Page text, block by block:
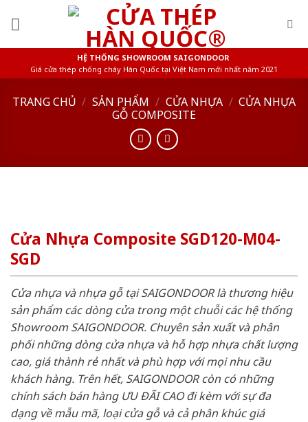
HỆ THỐNG SHOWROOM SAIGONDOOR
Giá cửa thép chống cháy Hàn Quốc tại Việt Nam mới nhất năm 2021
TRANG CHỦ / SẢN PHẨM / CỬA NHỰA / CỬA NHỰA
GỖ COMPOSITE
Cửa Nhựa Composite SGD120-M04-
SGD
Cửa nhựa và nhựa gỗ tại SAIGONDOOR là thương hiệu
sản phẩm các dòng cửa trong một chuỗi các hệ thống
Showroom SAIGONDOOR. Chuyên sản xuất và phân
phối những dòng cửa nhựa và hỗ hợp nhựa chất lượng
cao, giá thành rẻ nhất và phù hợp với mọi nhu cầu
khách hàng. Trên hết, SAIGONDOOR còn có những
chính sách bán hàng ƯU ĐÃI CAO đi kèm với sự đa
dạng về mẫu mã, loại cửa gỗ và cả phân khúc giá